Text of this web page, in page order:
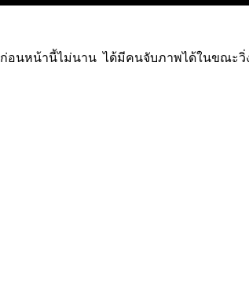
ก่อนหน้านี้ไม่นาน ได้มีคนจับภาพได้ในขณะวิ่